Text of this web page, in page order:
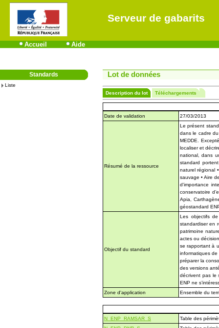
Serveur de gabarits
Accueil Aide
Standards
Liste
Lot de données
Description du lot Téléchargements
Date de validation 27/03/2013
Résumé de la ressource
Le présent
dans le cadre
MEDDE.
localiser et
national, dans
standard
naturel régional
sauvage • Aire
d'importance
conservatoire
Apia,
géostandard
Objectif du standard
Les objectifs
standardiser en
patrimoine
actes ou
se rapportant à
informatiques
préparer la
des versions
décrivent pas le
ENP ne
Zone d'application
Ensemble du
N_ENP_RAMSAR_S
Table des